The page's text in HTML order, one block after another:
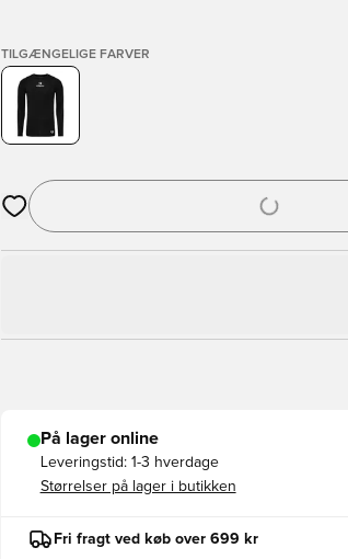
TILGÆNGELIGE FARVER
Åbner en Modal til at logge ind eller tilmelde
På lager online
Leveringstid: 1-3 hverdage
Størrelser på lager i butikken
Fri fragt ved køb over 699 kr